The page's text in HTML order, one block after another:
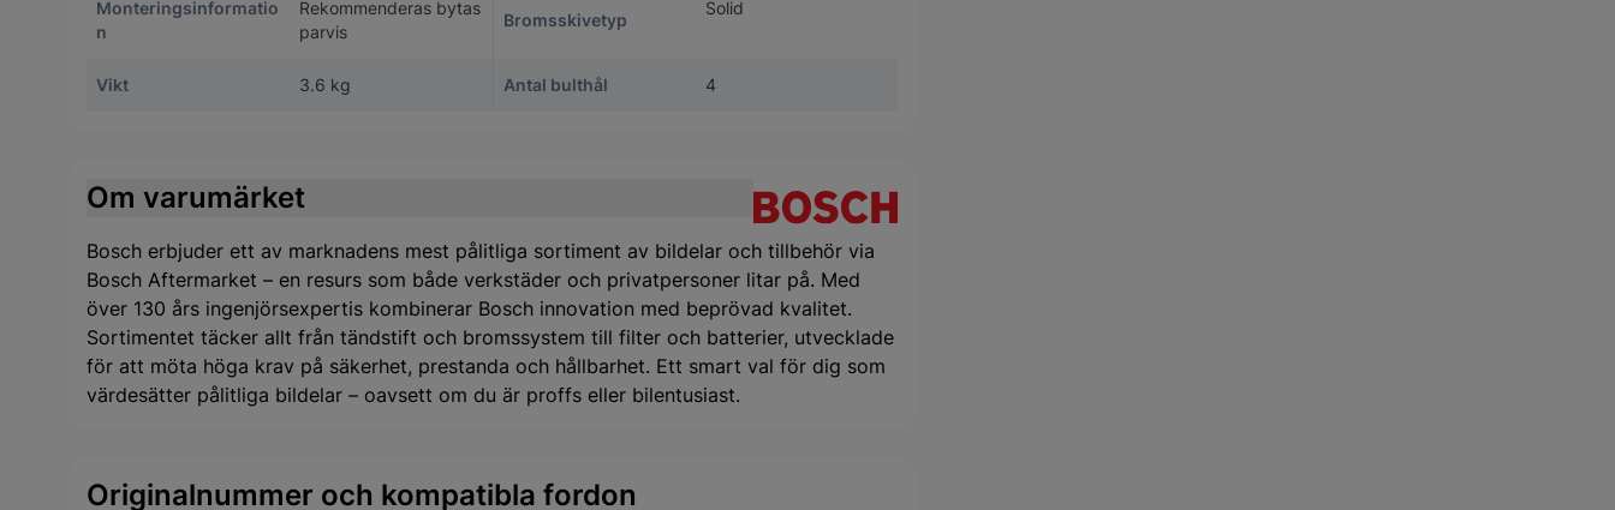
Monteringsinformatio
n
Rekommenderas bytas
parvis
Bromsskivetyp
Solid
Vikt 3.6 kg Antal bulthål 4
Om varumärket
Bosch erbjuder ett av marknadens mest pålitliga sortiment av bildelar och tillbehör via
Bosch Aftermarket – en resurs som både verkstäder och privatpersoner litar på. Med
över 130 års ingenjörsexpertis kombinerar Bosch innovation med beprövad kvalitet.
Sortimentet täcker allt från tändstift och bromssystem till filter och batterier, utvecklade
för att möta höga krav på säkerhet, prestanda och hållbarhet. Ett smart val för dig som
värdesätter pålitliga bildelar – oavsett om du är proffs eller bilentusiast.
Originalnummer och kompatibla fordon